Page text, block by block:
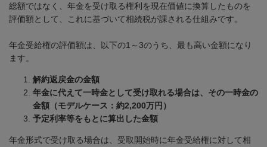
総額ではなく、年金を受け取る権利を現在価値に換算したものを
評価額として、これに基づいて相続税が課される仕組みです。
年金受給権の評価額は、以下の1 ～3のうち、最も高い金額になり
ます。
解約返戻金の金額
年金に代えて一時金として受け取れる場合は、その一時金の
金額（モデルケース：約2,200万円）
予定利率等をもとに算出した金額
年金形式で受け取る場合は、受取開始時に年金受給権に対して相